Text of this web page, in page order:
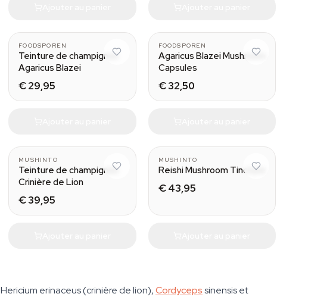
FOODSPOREN
Teinture de champignon
Agaricus Blazei
€ 29,95
FOODSPOREN
Agaricus Blazei Mushroom
Capsules
€ 32,50
MUSHINTO
Teinture de champignon
Crinière de Lion
€ 39,95
MUSHINTO
Reishi Mushroom Tincture
€ 43,95
Hericium erinaceus(crinière de lion),Cordycepssinensiset